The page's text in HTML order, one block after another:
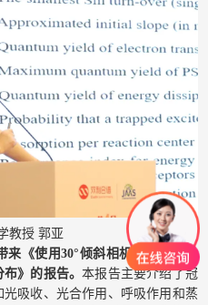
教授 郭亚
来《使用30°倾斜相机测量绿色叶
布》的报告。本报告主要介绍了冠
吸收、光合作用、呼吸作用和蒸